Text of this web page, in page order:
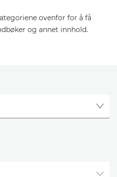
ovenfor for å få
og annet innhold.